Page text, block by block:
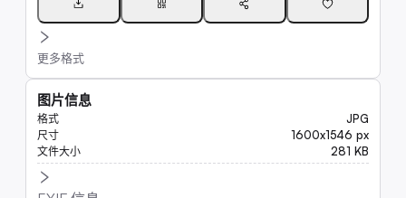
更多格式
图片信息
格式 JPG
尺寸 1600x1546 px
文件大小 281 KB